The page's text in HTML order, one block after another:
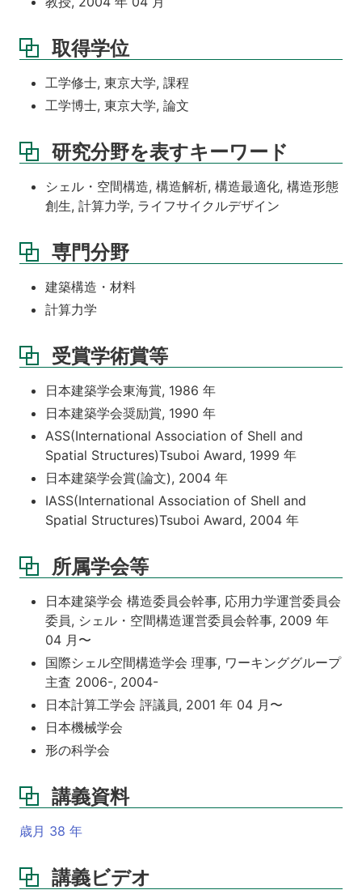
取得学位
工学修士, 東京大学, 課程
工学博士, 東京大学, 論文
研究分野を表すキーワード
シェル・空間構造, 構造解析, 構造最適化, 構造形態
創生, 計算力学, ライフサイクルデザイン
専門分野
建築構造・材料
計算力学
受賞学術賞等
日本建築学会東海賞, 1986 年
日本建築学会奨励賞, 1990 年
ASS(International Association of Shell and
Spatial Structures)Tsuboi Award, 1999 年
日本建築学会賞(論文), 2004 年
IASS(International Association of Shell and
Spatial Structures)Tsuboi Award, 2004 年
所属学会等
日本建築学会 構造委員会幹事, 応用力学運営委員会
委員, シェル・空間構造運営委員会幹事, 2009 年
04 月〜
国際シェル空間構造学会 理事, ワーキンググループ
主査 2006-, 2004-
日本計算工学会 評議員, 2001 年 04 月〜
日本機械学会
形の科学会
講義資料
歳月 38 年
講義ビデオ